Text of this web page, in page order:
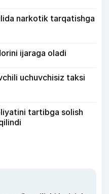
narkotik tarqatishga
ijaraga oladi
uchuvchisiz taksi
tartibga solish